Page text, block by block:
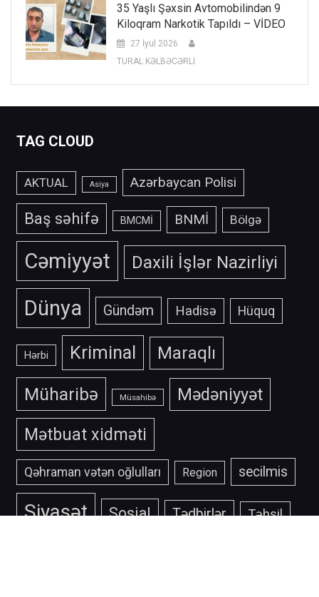
35 Yaşlı Şəxsin Avtomobilindən 9
Kiloqram Narkotik Tapıldı – VİDEO
27 İyul 2026
TURAL KƏLBƏCƏRLİ
TAG CLOUD
AKTUAL Asiya Azərbaycan Polisi
Baş səhifə BMCMİ BNMİ Bölgə
Cəmiyyət Daxili İşlər Nazirliyi
Dünya Gündəm Hadisə Hüquq
Hərbi Kriminal Maraqlı
Müharibə Müsahibə
Mədəniyyət
Mətbuat xidməti
Qəhraman vətən oğlulları Region secilmis
Siyasət Sosial Tədbirlər Təhsil